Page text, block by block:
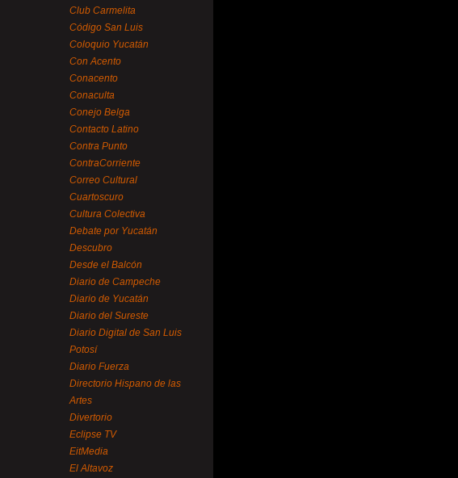
Club Carmelita
Código San Luis
Coloquio Yucatán
Con Acento
Conacento
Conaculta
Conejo Belga
Contacto Latino
Contra Punto
ContraCorriente
Correo Cultural
Cuartoscuro
Cultura Colectiva
Debate por Yucatán
Descubro
Desde el Balcón
Diario de Campeche
Diario de Yucatán
Diario del Sureste
Diario Digital de San Luis
Potosí
Diario Fuerza
Directorio Hispano de las
Artes
Divertorio
Eclipse TV
EitMedia
El Altavoz